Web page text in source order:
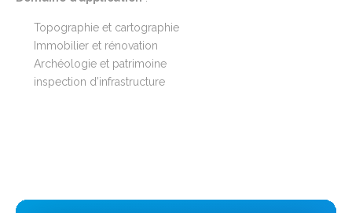
Topographie et cartographie
Immobilier et rénovation
Archéologie et patrimoine
inspection d’infrastructure